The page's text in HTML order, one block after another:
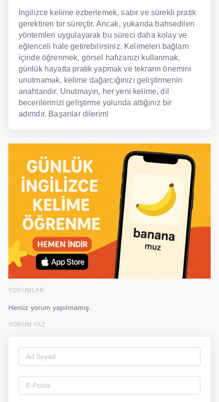
İngilizce kelime ezberlemek, sabır ve sürekli pratik
gerektiren bir süreçtir. Ancak, yukarıda bahsedilen
yöntemleri uygulayarak bu süreci daha kolay ve
eğlenceli hale getirebilirsiniz. Kelimeleri bağlam
içinde öğrenmek, görsel hafızanızı kullanmak,
günlük hayatta pratik yapmak ve tekrarın önemini
unutmamak, kelime dağarcığınızı geliştirmenin
anahtarıdır. Unutmayın, her yeni kelime, dil
becerilerinizi geliştirme yolunda attığınız bir
adımdır. Başarılar dilerim!
YORUMLAR
Henüz yorum yapılmamış.
YORUM YAZ